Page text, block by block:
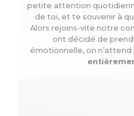
petite attention
de toi, et te souvenir à
Alors rejoins-vite notre
ont décidé de
émotionnelle, on n’attend